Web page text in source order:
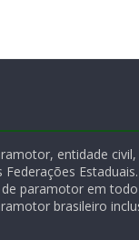
entidade
paramotor em todo
brasileiro